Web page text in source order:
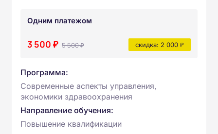
Одним платежом
3 500 ₽ 5 500 ₽ скидка: 2 000 ₽
Программа:
Современные аспекты управления,
экономики здравоохранения
Направление обучения:
Повышение квалификации